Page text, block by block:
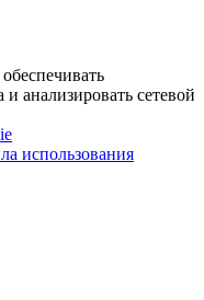
анализировать сетевой
использования